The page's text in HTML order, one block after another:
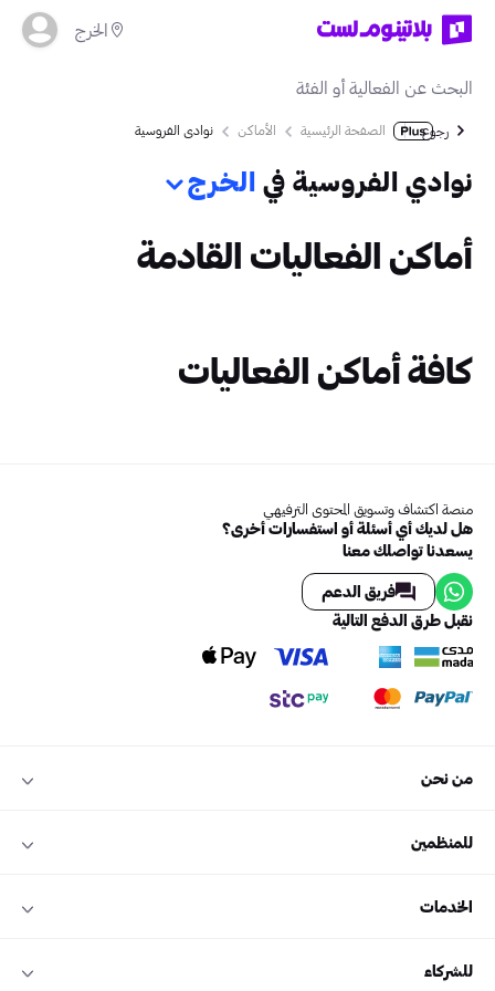
الخرج
رجوع الصفحة الرئيسية الأماكن نوادي الفروسية
نوادي الفروسية في الخرج
أماكن الفعاليات القادمة
كافة أماكن الفعاليات
منصة اكتشاف وتسويق المحتوى الترفيهي
هل لديك أي أسئلة أو استفسارات أخرى؟
يسعدنا تواصلك معنا
فريق الدعم
نقبل طرق الدفع التالية
من نحن
للمنظمين
الخدمات
للشركاء